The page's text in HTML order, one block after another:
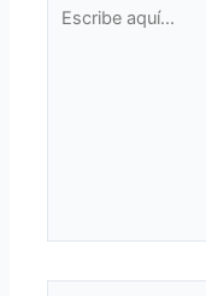
aquí...